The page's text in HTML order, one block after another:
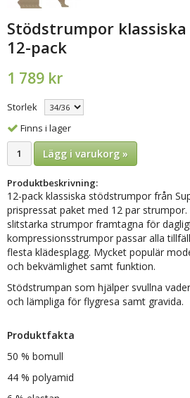
Stödstrumpor
12-pack
1 789 kr
Storlek
Finns i lager
Lägg i varukorg »
Produktbeskrivning:
12-pack klassiska stödstrumpor från
prispressat paket med 12 par strumpor.
slitstarka strumpor framtagna för
kompressionsstrumpor passar alla
flesta klädesplagg. Mycket populär
och bekvämlighet samt funktion.
Stödstrumpan som hjälper svullna
och lämpliga för flygresa samt gravida.
Produktfakta
50 % bomull
44 % polyamid